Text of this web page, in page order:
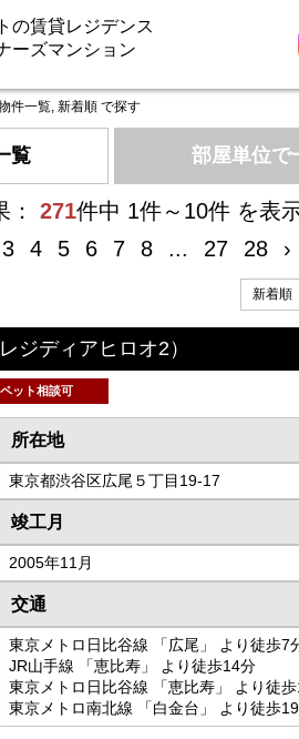
の賃貸レジデンス
ーズマンション
件一覧, 新着順 で探す
覧 部屋単位で
271件中 1件～10件 を表
3 4 5 6 7 8 ... 27 28 ›
レジディアヒロオ2）
ペット相談可
所在地
東京都渋谷区広尾５丁目19-17
竣工月
2005年11月
交通
東京メトロ日比谷線 「広尾」 より徒歩7
JR山手線 「恵比寿」 より徒歩14分
東京メトロ日比谷線 「恵比寿」 より徒
東京メトロ南北線 「白金台」 より徒歩